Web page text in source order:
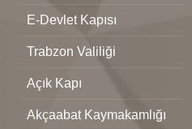
E-Devlet Kapısı
Trabzon Valiliği
Açık Kapı
Akçaabat Kaymakamlığı